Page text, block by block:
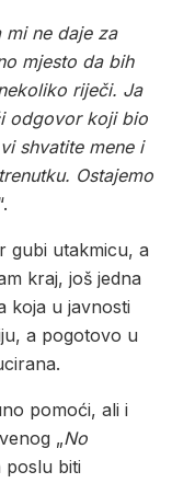
mi ne daje za
mjesto da bih
riječi. Ja
odgovor koji bio
shvatite mene i
Ostajemo
gubi utakmicu, a
kraj, još jedna
koja u javnosti
a pogotovo u
pomoći, ali i
„No
poslu biti